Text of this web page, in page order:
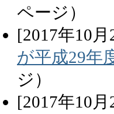
ページ）
[2017年10月
が平成29年
ジ）
[2017年10月